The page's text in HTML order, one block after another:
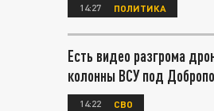
14:27 ПОЛИТИКА
Есть видео разгрома
колонны ВСУ под
14:22 СВО